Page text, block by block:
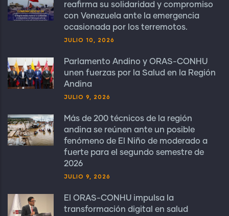
reafirma su solidaridad y compromiso
con Venezuela ante la emergencia
ocasionada por los terremotos.
JULIO 10, 2026
Parlamento Andino y ORAS-CONHU
unen fuerzas por la Salud en la Región
Andina
JULIO 9, 2026
Más de 200 técnicos de la región
andina se reúnen ante un posible
fenómeno de El Niño de moderado a
fuerte para el segundo semestre de
2026
JULIO 9, 2026
El ORAS-CONHU impulsa la
transformación digital en salud